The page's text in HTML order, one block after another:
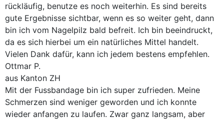
rückläufig, benutze es noch weiterhin. Es sind bereits
gute Ergebnisse sichtbar, wenn es so weiter geht, dann
bin ich vom Nagelpilz bald befreit. Ich bin beeindruckt,
da es sich hierbei um ein natürliches Mittel handelt.
Vielen Dank dafür, kann ich jedem bestens empfehlen.
Ottmar P.
aus Kanton ZH
Mit der Fussbandage bin ich super zufrieden. Meine
Schmerzen sind weniger geworden und ich konnte
wieder anfangen zu laufen. Zwar ganz langsam, aber